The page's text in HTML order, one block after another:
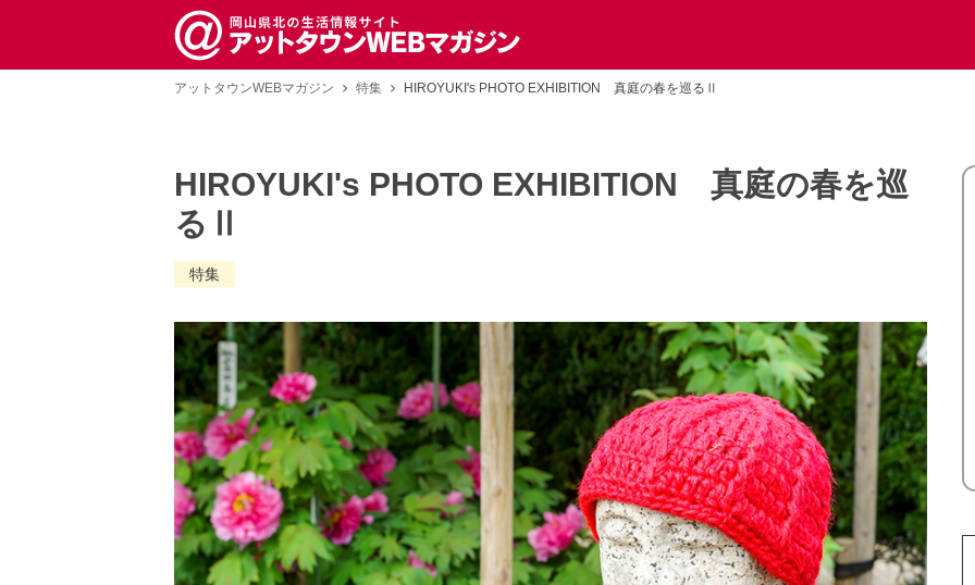
アットタウンWEBマガジン 特集 HIROYUKI's PHOTO EXHIBITION 真庭の春を巡るⅡ
HIROYUKI's PHOTO EXHIBITION 真庭の春を巡
るⅡ
特集